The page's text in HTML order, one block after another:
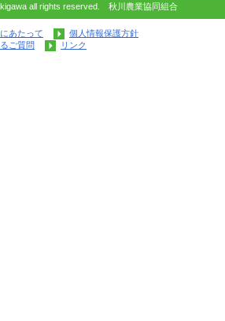
all rights reserved. 秋川農業協同組合
あたって
個人情報保護方針
ご質問 リンク